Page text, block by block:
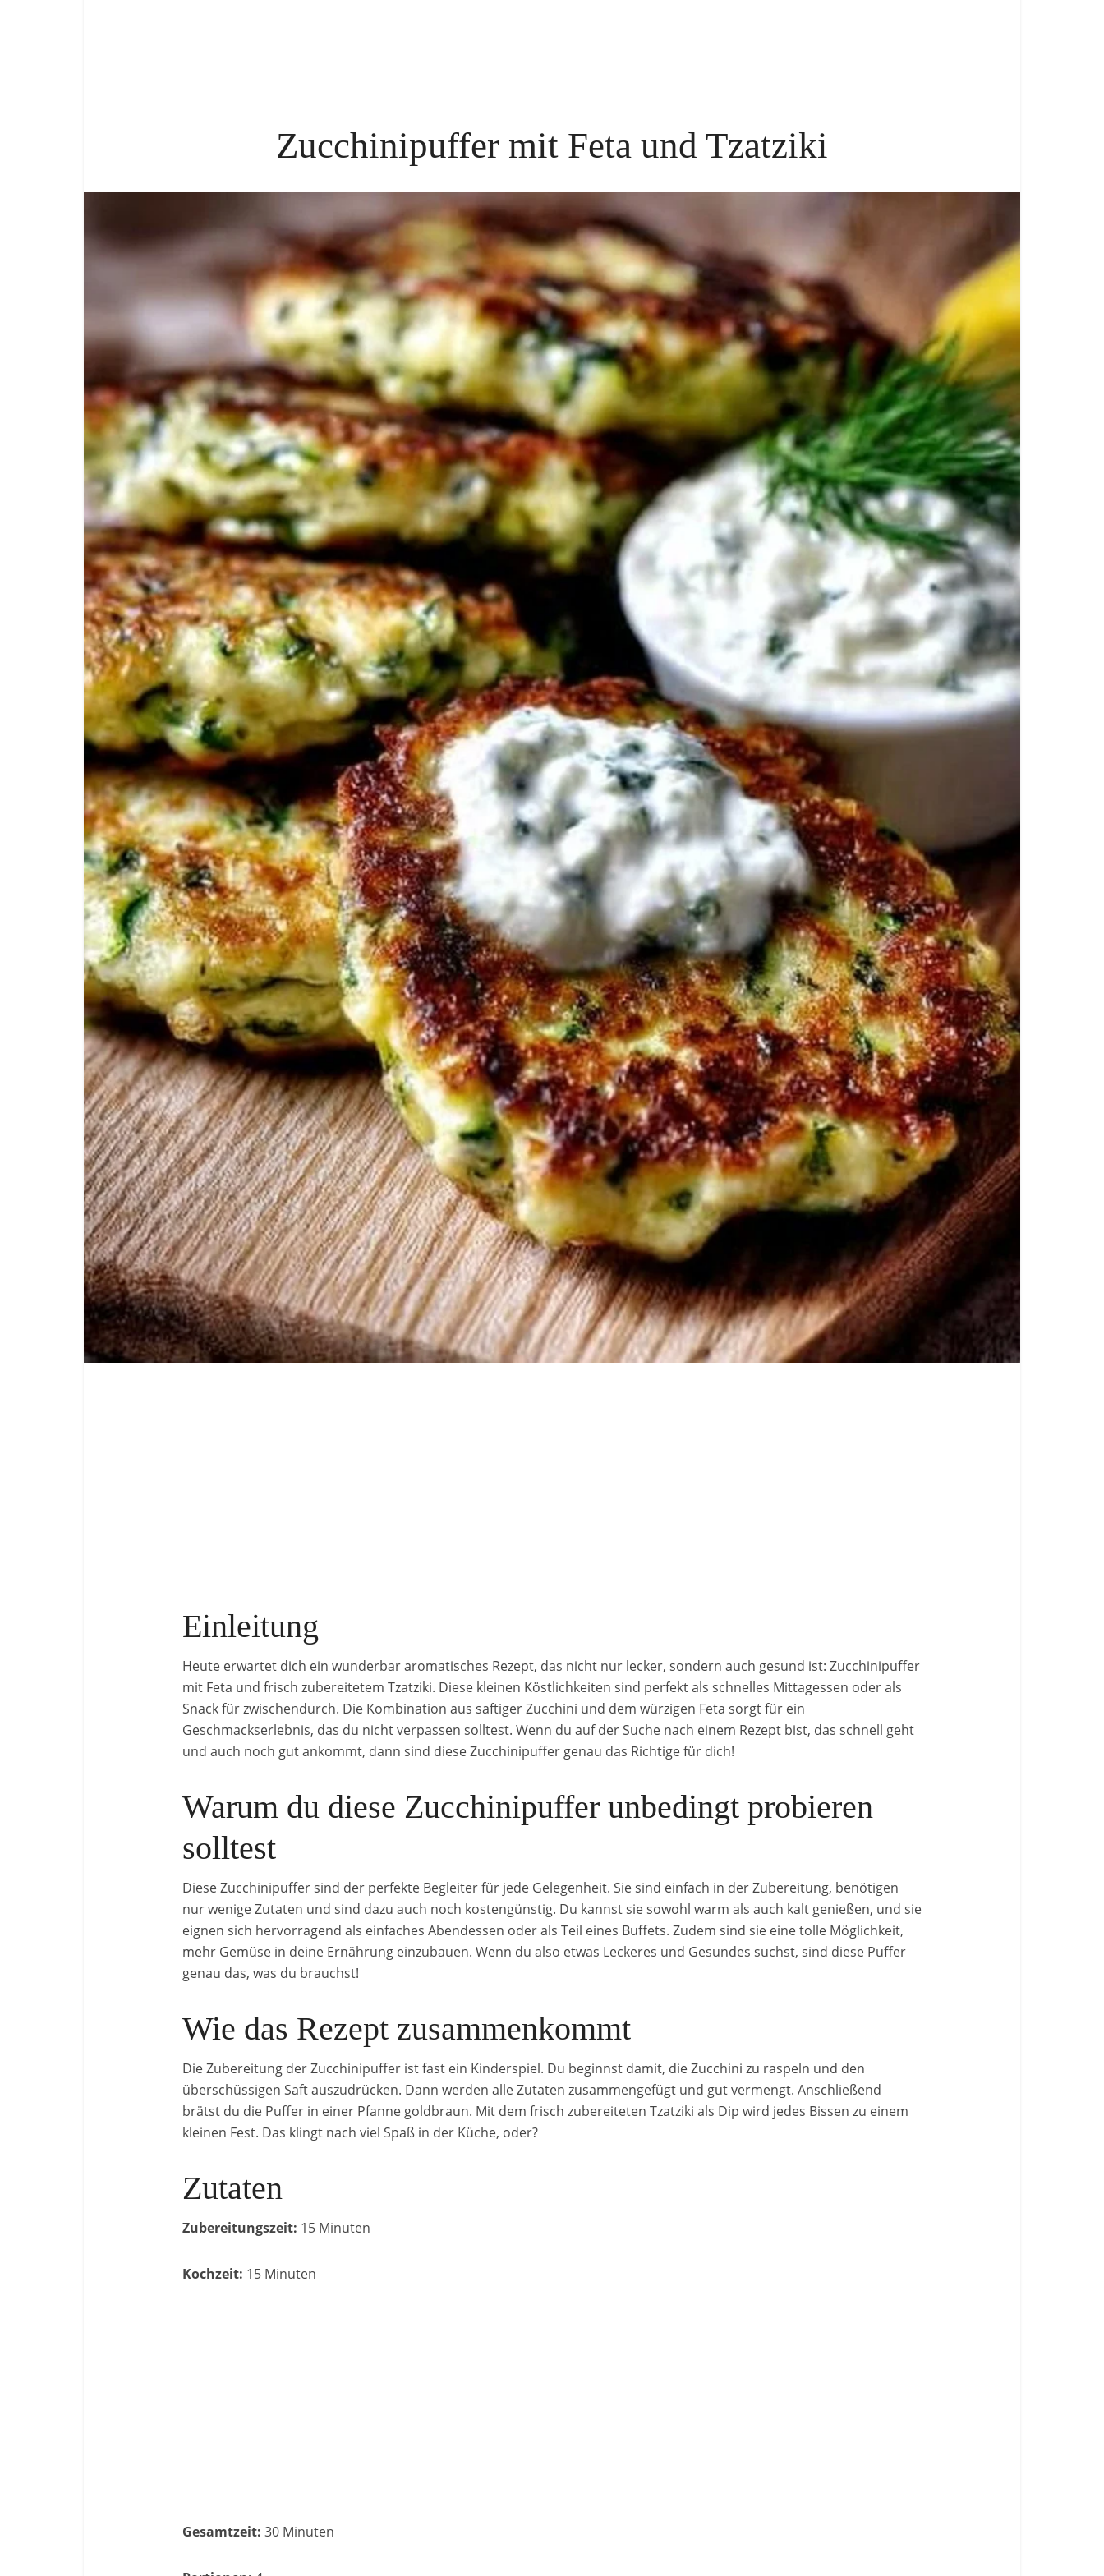
Zucchinipuffer mit Feta und Tzatziki
Einleitung
Heute erwartet dich ein wunderbar aromatisches Rezept, das nicht nur lecker, sondern auch gesund ist: Zucchinipuffer
mit Feta und frisch zubereitetem Tzatziki. Diese kleinen Köstlichkeiten sind perfekt als schnelles Mittagessen oder als
Snack für zwischendurch. Die Kombination aus saftiger Zucchini und dem würzigen Feta sorgt für ein
Geschmackserlebnis, das du nicht verpassen solltest. Wenn du auf der Suche nach einem Rezept bist, das schnell geht
und auch noch gut ankommt, dann sind diese Zucchinipuffer genau das Richtige für dich!
Warum du diese Zucchinipuffer unbedingt probieren
solltest
Diese Zucchinipuffer sind der perfekte Begleiter für jede Gelegenheit. Sie sind einfach in der Zubereitung, benötigen
nur wenige Zutaten und sind dazu auch noch kostengünstig. Du kannst sie sowohl warm als auch kalt genießen, und sie
eignen sich hervorragend als einfaches Abendessen oder als Teil eines Buffets. Zudem sind sie eine tolle Möglichkeit,
mehr Gemüse in deine Ernährung einzubauen. Wenn du also etwas Leckeres und Gesundes suchst, sind diese Puffer
genau das, was du brauchst!
Wie das Rezept zusammenkommt
Die Zubereitung der Zucchinipuffer ist fast ein Kinderspiel. Du beginnst damit, die Zucchini zu raspeln und den
überschüssigen Saft auszudrücken. Dann werden alle Zutaten zusammengefügt und gut vermengt. Anschließend
brätst du die Puffer in einer Pfanne goldbraun. Mit dem frisch zubereiteten Tzatziki als Dip wird jedes Bissen zu einem
kleinen Fest. Das klingt nach viel Spaß in der Küche, oder?
Zutaten
Zubereitungszeit: 15 Minuten
Kochzeit: 15 Minuten
Gesamtzeit: 30 Minuten